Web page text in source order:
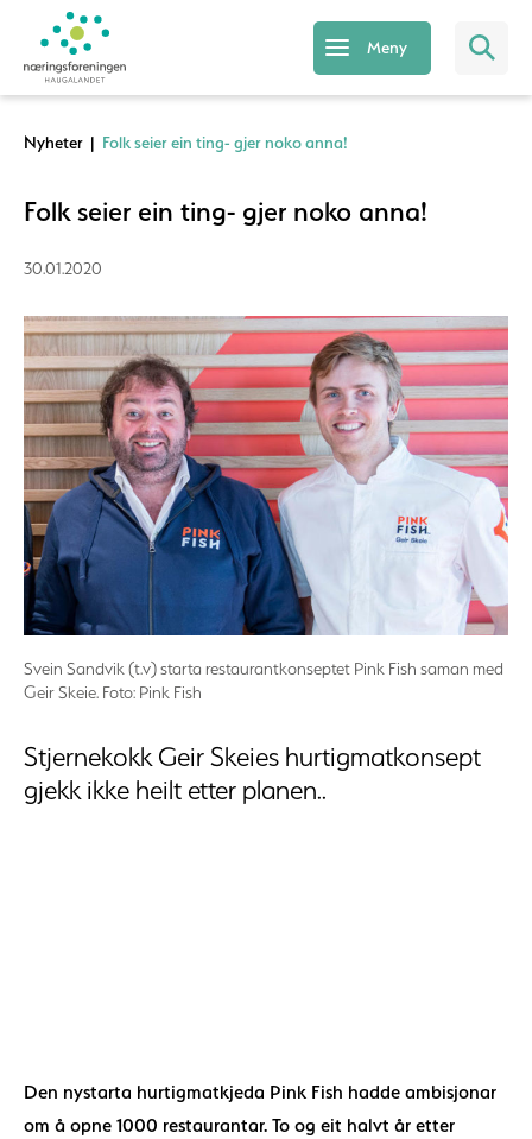
Meny
Nyheter | Folk seier ein ting- gjer noko anna!
Folk seier ein ting- gjer noko anna!
30.01.2020
Svein Sandvik (t.v) starta restaurantkonseptet Pink Fish saman med
Geir Skeie. Foto: Pink Fish
Stjernekokk Geir Skeies hurtigmatkonsept
gjekk ikke heilt etter planen..
Den nystarta hurtigmatkjeda Pink Fish hadde ambisjonar
om å opne 1000 restaurantar. To og eit halvt år etter